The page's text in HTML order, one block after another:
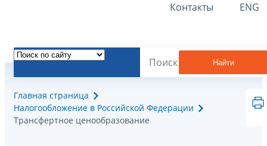
Контакты ENG
Найти
Главная страница
Налогообложение в Российской Федерации
Трансфертное ценообразование